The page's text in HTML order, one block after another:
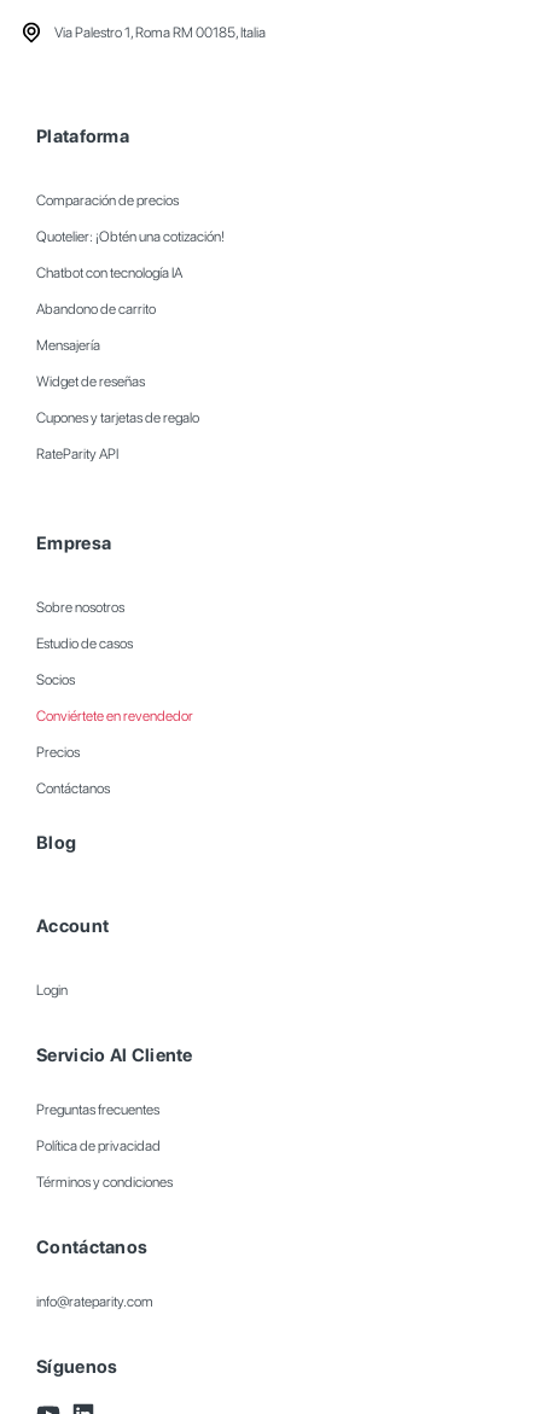
Via Palestro 1, Roma RM 00185, Italia
Plataforma
Comparación de precios
Quotelier: ¡Obtén una cotización!
Chatbot con tecnología IA
Abandono de carrito
Mensajería
Widget de reseñas
Cupones y tarjetas de regalo
RateParity API
Empresa
Sobre nosotros
Estudio de casos
Socios
Conviértete en revendedor
Precios
Contáctanos
Blog
Account
Login
Servicio Al Cliente
Preguntas frecuentes
Política de privacidad
Términos y condiciones
Contáctanos
info@rateparity.com
Síguenos